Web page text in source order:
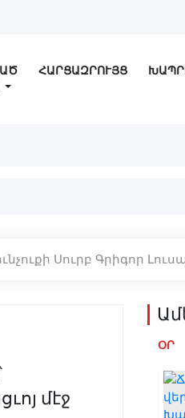
ՀԱՐՑԱԶՐՈՒՅՑ
Սուրբ Գրիգոր
մէջ
ՕՐ